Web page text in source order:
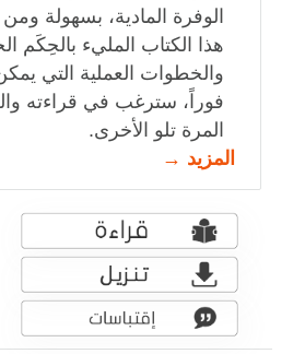
الوفرة المادية، بسهولة
هذا الكتاب المليء بالحِكَم
والخطوات العملية التي
فوراً، سترغب في قراءته
المرة تلو الأخرى.
المزيد →